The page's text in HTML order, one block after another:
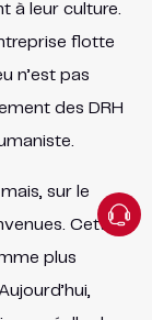
à leur culture.
flotte
n’est pas
des DRH
sur le
Cette
plus